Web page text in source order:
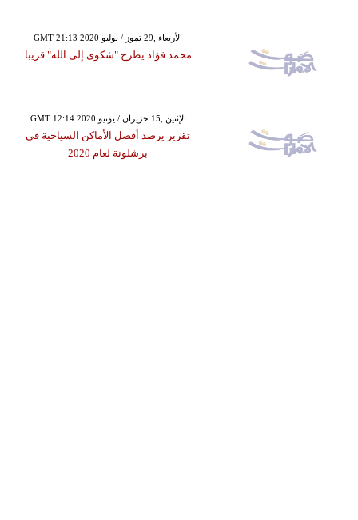
GMT 21:13 2020 الأربعاء ,29 تموز / يوليو
محمد فؤاد يطرح "شكوى إلى الله" قريبا
GMT 12:14 2020 الإثنين ,15 حزيران / يونيو
تقرير يرصد أفضل الأماكن السياحية في
برشلونة لعام 2020